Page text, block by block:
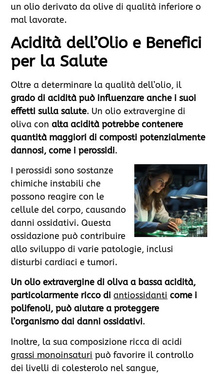
un olio derivato da olive di qualità inferiore o
mal lavorate.
Acidità dell’Olio e Benefici
per la Salute
Oltre a determinare la qualità dell’olio, il
grado di acidità può influenzare anche i suoi
effetti sulla salute. Un olio extravergine di
oliva conalta acidità potrebbe contenere
quantità maggiori di composti potenzialmente
dannosi, come i perossidi.
I perossidi sono sostanze
chimiche instabili che
possono reagire con le
cellule del corpo, causando
danni ossidativi. Questa
ossidazione può contribuire
allo sviluppo di varie patologie, inclusi
disturbi cardiaci e tumori.
Un olio extravergine di oliva a bassa acidità,
particolarmente ricco diantiossidanti come i
polifenoli, può aiutare a proteggere
l’organismo dai danni ossidativi.
Inoltre, la sua composizione ricca di acidi
grassi monoinsaturi può favorire il controllo
dei livelli di colesterolo nel sangue,